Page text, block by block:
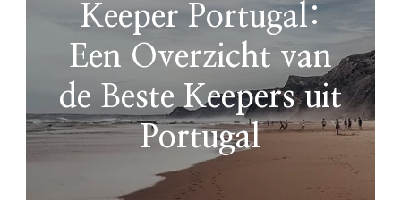
Keeper Portugal:
Een Overzicht van
de Beste Keepers uit
Portugal